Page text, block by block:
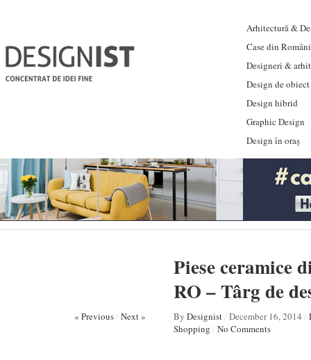
Arhitectură &
Case din
Designeri &
Design de obiect
Design hibrid
Graphic Design
Design în oraș
Piese ceramice
RO – Târg de
« Previous/ Next » By Designist/ December 16, 2014 /
Shopping / No Comments